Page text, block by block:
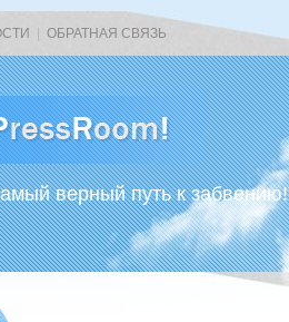
ОБРАТНАЯ СВЯЗЬ
верный путь к